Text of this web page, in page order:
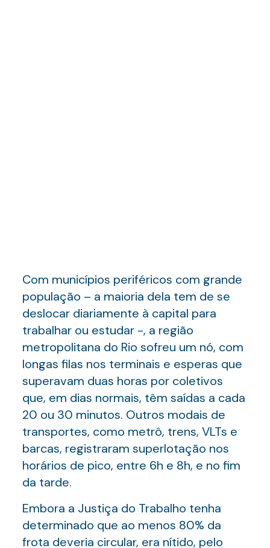
Com municípios periféricos com grande
população – a maioria dela tem de se
deslocar diariamente à capital para
trabalhar ou estudar -, a região
metropolitana do Rio sofreu um nó, com
longas filas nos terminais e esperas que
superavam duas horas por coletivos
que, em dias normais, têm saídas a cada
20 ou 30 minutos. Outros modais de
transportes, como metrô, trens, VLTs e
barcas, registraram superlotação nos
horários de pico, entre 6h e 8h, e no fim
da tarde.
Embora a Justiça do Trabalho tenha
determinado que ao menos 80% da
frota deveria circular, era nítido, pelo